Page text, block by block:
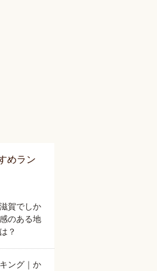
めラン
賀でしか
のある地
？
ング｜か